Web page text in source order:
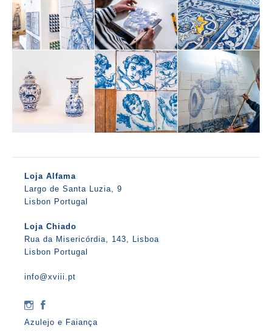
Loja Alfama
Largo de Santa Luzia, 9
Lisbon Portugal
Loja Chiado
Rua da Misericórdia, 143, Lisboa
Lisbon Portugal
info@xviii.pt
Azulejo e Faiança